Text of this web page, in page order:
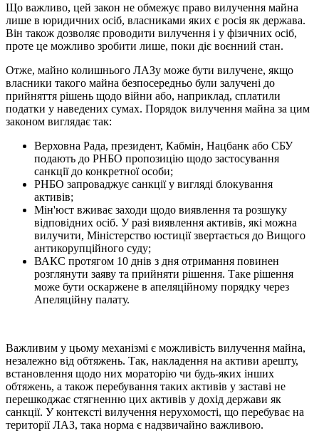
Що важливо, цей закон не обмежує право вилучення майна
лише в юридичних осіб, власниками яких є росія як держава.
Він також дозволяє проводити вилучення і у фізичних осіб,
проте це можливо зробити лише, поки діє воєнний стан.
Отже, майно колишнього ЛАЗу може бути вилучене, якщо
власники такого майна безпосередньо були залучені до
прийняття рішень щодо війни або, наприклад, сплатили
податки у наведених сумах. Порядок вилучення майна за цим
законом виглядає так:
Верховна Рада, президент, Кабмін, Нацбанк або СБУ
подають до РНБО пропозицію щодо застосування
санкції до конкретної особи;
РНБО запроваджує санкції у вигляді блокування
активів;
Мін'юст вживає заходи щодо виявлення та розшуку
відповідних осіб. У разі виявлення активів, які можна
вилучити, Міністерство юстиції звертається до Вищого
антикорупційного суду;
ВАКС протягом 10 днів з дня отримання повинен
розглянути заяву та прийняти рішення. Таке рішення
може бути оскаржене в апеляційному порядку через
Апеляційну палату.
Важливим у цьому механізмі є можливість вилучення майна,
незалежно від обтяжень. Так, накладення на активи арешту,
встановлення щодо них мораторію чи будь-яких інших
обтяжень, а також перебування таких активів у заставі не
перешкоджає стягненню цих активів у дохід держави як
санкції. У контексті вилучення нерухомості, що перебуває на
території ЛАЗ, така норма є надзвичайно важливою.